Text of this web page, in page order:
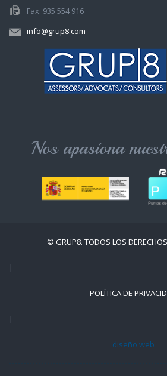
Fax: 935 554 916
info@grup8.com
Nos apasiona
© GRUP8. TODOS LOS
|
POLÍTICA DE
|
diseño web